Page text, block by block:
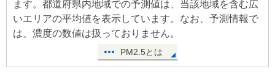
ます。都道府県内地域での予測値は、当該地域を含む広
いエリアの平均値を表示しています。なお、予測情報で
は、濃度の数値は扱っておりません。
PM2.5とは